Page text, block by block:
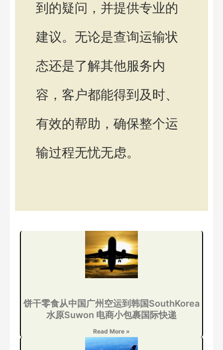
到的疑问，并提供专业的
建议。无论是查询运输状
态还是了解其他服务内
容，客户都能得到及时、
有效的帮助，确保整个运
输过程无忧无虑。
饼干零食从中国广州空运到韩国SouthKorea
水原Suwon 电商小包裹国际快递
Read More »